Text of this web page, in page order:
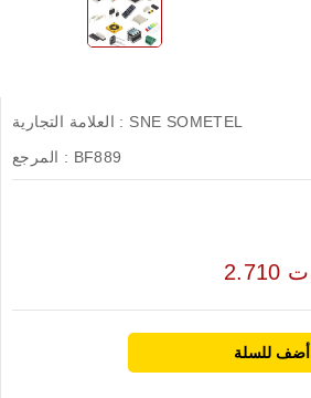
العلامة التجارية : SNE SOMETEL
المرجع : BF889
أضف للسلة